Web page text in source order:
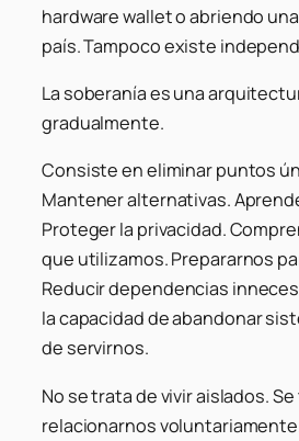
hardware wallet o abriendo
país. Tampoco existe
La soberanía es una
gradualmente.
Consiste en eliminar puntos
Mantener alternativas.
Proteger la privacidad.
que utilizamos. Prepararnos
Reducir dependencias
la capacidad de abandonar
de servirnos.
No se trata de vivir aislados.
relacionarnos